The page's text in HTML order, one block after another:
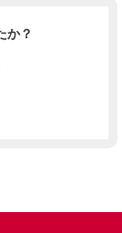
か？